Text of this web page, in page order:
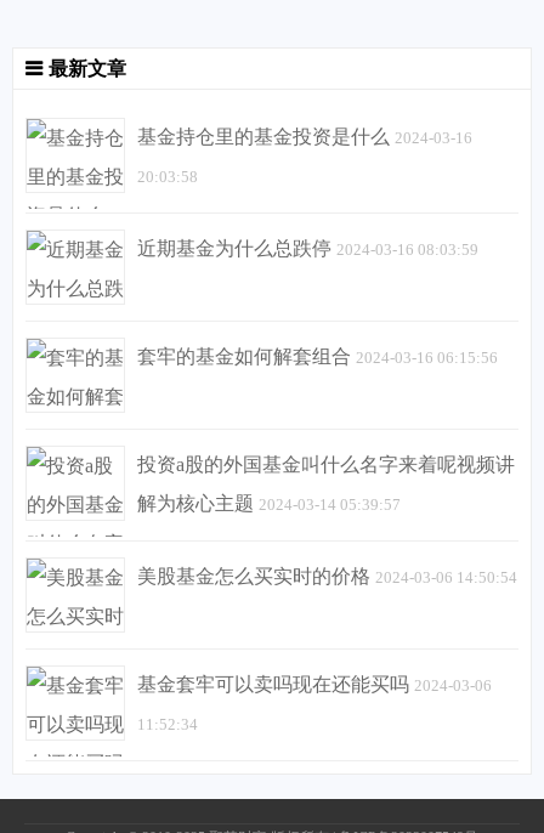
最新文章
基金持仓里的基金投资是什么 2024-03-16
20:03:58
近期基金为什么总跌停 2024-03-16 08:03:59
套牢的基金如何解套组合 2024-03-16 06:15:56
投资a股的外国基金叫什么名字来着呢视频讲
解为核心主题 2024-03-14 05:39:57
美股基金怎么买实时的价格 2024-03-06 14:50:54
基金套牢可以卖吗现在还能买吗 2024-03-06
11:52:34